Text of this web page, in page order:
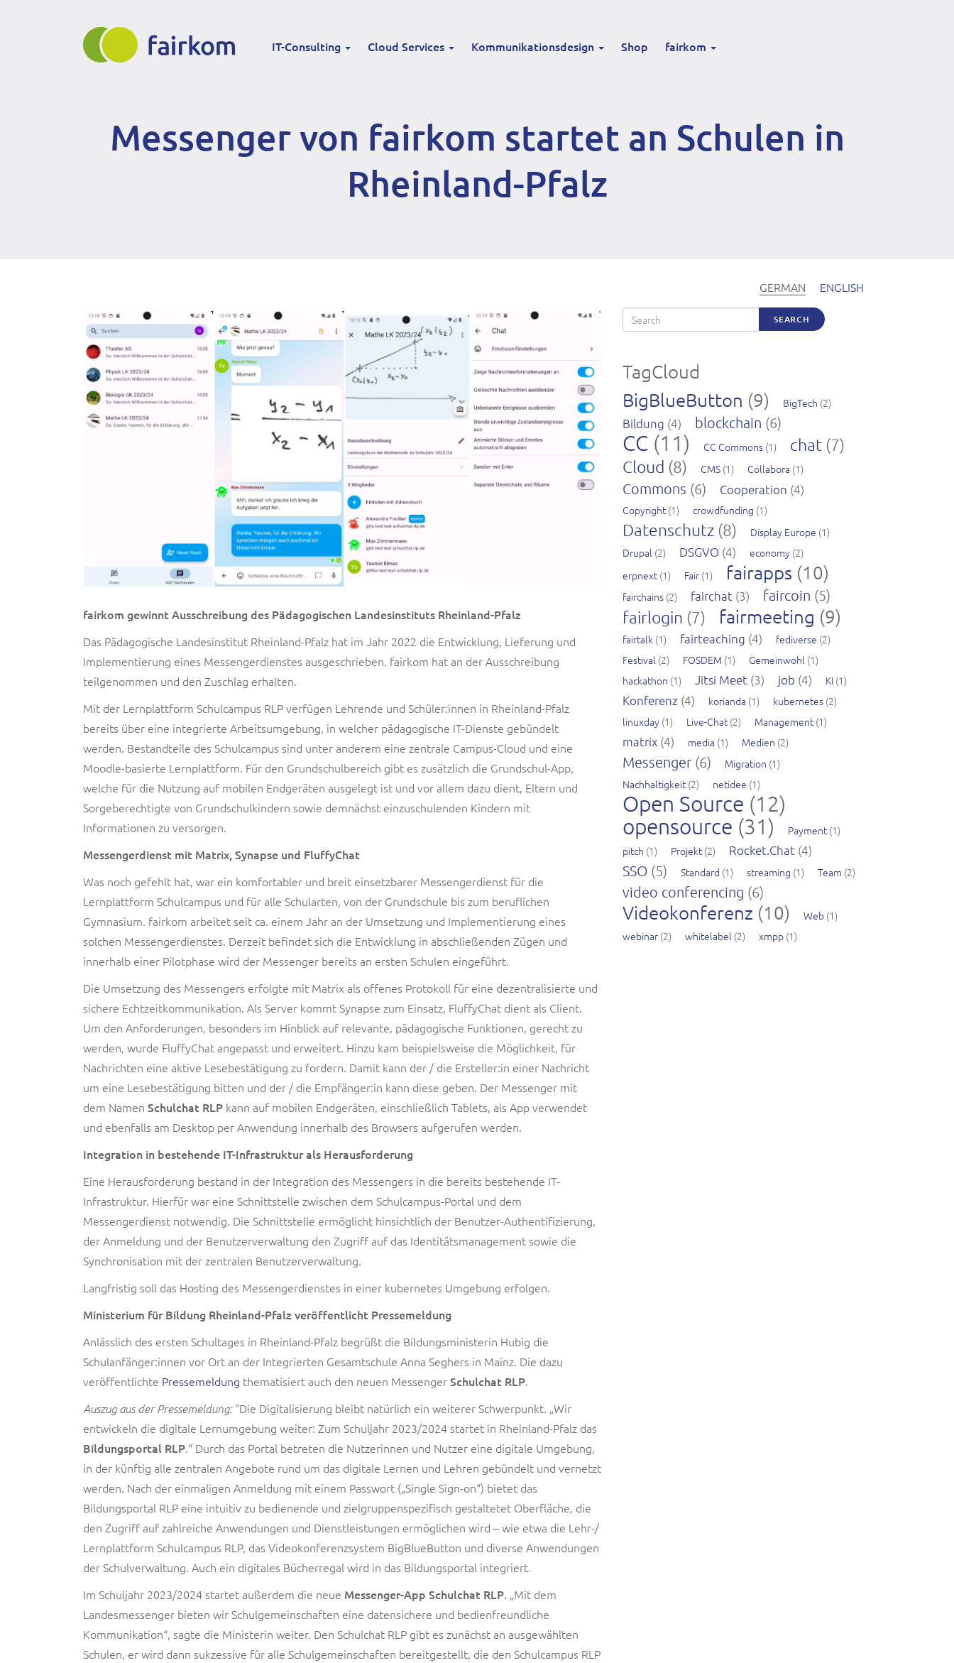
Main
navigation
IT-Consulting Cloud Services Kommunikationsdesign Shop fairkom
Messenger von fairkom startet an Schulen in
Rheinland-Pfalz
GERMAN ENGLISH
fairkom gewinnt Ausschreibung des Pädagogischen Landesinstituts Rheinland-Pfalz
Das Pädagogische Landesinstitut Rheinland-Pfalz hat im Jahr 2022 die Entwicklung, Lieferung und
Implementierung eines Messengerdienstes ausgeschrieben. fairkom hat an der Ausschreibung
teilgenommen und den Zuschlag erhalten.
Mit der Lernplattform Schulcampus RLP verfügen Lehrende und Schüler:innen in Rheinland-Pfalz
bereits über eine integrierte Arbeitsumgebung, in welcher pädagogische IT-Dienste gebündelt
werden. Bestandteile des Schulcampus sind unter anderem eine zentrale Campus-Cloud und eine
Moodle-basierte Lernplattform. Für den Grundschulbereich gibt es zusätzlich die Grundschul-App,
welche für die Nutzung auf mobilen Endgeräten ausgelegt ist und vor allem dazu dient, Eltern und
Sorgeberechtigte von Grundschulkindern sowie demnächst einzuschulenden Kindern mit
Informationen zu versorgen.
Messengerdienst mit Matrix, Synapse und FluffyChat
Was noch gefehlt hat, war ein komfortabler und breit einsetzbarer Messengerdienst für die
Lernplattform Schulcampus und für alle Schularten, von der Grundschule bis zum beruflichen
Gymnasium. fairkom arbeitet seit ca. einem Jahr an der Umsetzung und Implementierung eines
solchen Messengerdienstes. Derzeit befindet sich die Entwicklung in abschließenden Zügen und
innerhalb einer Pilotphase wird der Messenger bereits an ersten Schulen eingeführt.
Die Umsetzung des Messengers erfolgte mit Matrix als offenes Protokoll für eine dezentralisierte und
sichere Echtzeitkommunikation. Als Server kommt Synapse zum Einsatz, FluffyChat dient als Client.
Um den Anforderungen, besonders im Hinblick auf relevante, pädagogische Funktionen, gerecht zu
werden, wurde FluffyChat angepasst und erweitert. Hinzu kam beispielsweise die Möglichkeit, für
Nachrichten eine aktive Lesebestätigung zu fordern. Damit kann der / die Ersteller:in einer Nachricht
um eine Lesebestätigung bitten und der / die Empfänger:in kann diese geben. Der Messenger mit
dem Namen Schulchat RLP kann auf mobilen Endgeräten, einschließlich Tablets, als App verwendet
und ebenfalls am Desktop per Anwendung innerhalb des Browsers aufgerufen werden.
Integration in bestehende IT-Infrastruktur als Herausforderung
Eine Herausforderung bestand in der Integration des Messengers in die bereits bestehende IT-
Infrastruktur. Hierfür war eine Schnittstelle zwischen dem Schulcampus-Portal und dem
Messengerdienst notwendig. Die Schnittstelle ermöglicht hinsichtlich der Benutzer-Authentifizierung,
der Anmeldung und der Benutzerverwaltung den Zugriff auf das Identitätsmanagement sowie die
Synchronisation mit der zentralen Benutzerverwaltung.
Langfristig soll das Hosting des Messengerdienstes in einer kubernetes Umgebung erfolgen.
Ministerium für Bildung Rheinland-Pfalz veröffentlicht Pressemeldung
Anlässlich des ersten Schultages in Rheinland-Pfalz begrüßt die Bildungsministerin Hubig die
Schulanfänger:innen vor Ort an der Integrierten Gesamtschule Anna Seghers in Mainz. Die dazu
veröffentlichte Pressemeldung thematisiert auch den neuen MessengerSchulchat RLP.
Auszug aus der Pressemeldung:"Die Digitalisierung bleibt natürlich ein weiterer Schwerpunkt. „Wir
entwickeln die digitale Lernumgebung weiter: Zum Schuljahr 2023/2024 startet in Rheinland-Pfalz das
Bildungsportal RLP.“ Durch das Portal betreten die Nutzerinnen und Nutzer eine digitale Umgebung,
in der künftig alle zentralen Angebote rund um das digitale Lernen und Lehren gebündelt und vernetzt
werden. Nach der einmaligen Anmeldung mit einem Passwort („Single Sign-on“) bietet das
Bildungsportal RLP eine intuitiv zu bedienende und zielgruppenspezifisch gestaltetet Oberfläche, die
den Zugriff auf zahlreiche Anwendungen und Dienstleistungen ermöglichen wird – wie etwa die Lehr-/
Lernplattform Schulcampus RLP, das Videokonferenzsystem BigBlueButton und diverse Anwendungen
der Schulverwaltung. Auch ein digitales Bücherregal wird in das Bildungsportal integriert.
Im Schuljahr 2023/2024 startet außerdem die neue Messenger-App Schulchat RLP. „Mit dem
Landesmessenger bieten wir Schulgemeinschaften eine datensichere und bedienfreundliche
Kommunikation“, sagte die Ministerin weiter. Den Schulchat RLP gibt es zunächst an ausgewählten
Schulen, er wird dann sukzessive für alle Schulgemeinschaften bereitgestellt, die den Schulcampus RLP
Search SEARCH
TagCloud
BigBlueButton (9) BigTech (2)
Bildung (4) blockchain (6)
CC (11) CC Commons (1) chat (7)
Cloud (8) CMS (1) Collabora (1)
Commons (6) Cooperation (4)
Copyright(1) crowdfunding (1)
Datenschutz (8) Display Europe (1)
Drupal (2) DSGVO (4) economy (2)
erpnext(1) Fair (1) fairapps (10)
fairchains (2) fairchat (3) faircoin (5)
fairlogin (7) fairmeeting (9)
fairtalk (1) fairteaching (4) fediverse (2)
Festival (2) FOSDEM (1) Gemeinwohl (1)
hackathon (1) Jitsi Meet (3) job (4) KI (1)
Konferenz (4) korianda (1) kubernetes (2)
linuxday (1) Live-Chat(2) Management(1)
matrix (4) media (1) Medien (2)
Messenger (6) Migration (1)
Nachhaltigkeit(2) netidee (1)
Open Source (12)
opensource (31) Payment(1)
pitch (1) Projekt(2) Rocket.Chat (4)
SSO (5) Standard (1) streaming (1) Team (2)
video conferencing (6)
Videokonferenz (10) Web (1)
webinar (2) whitelabel (2) xmpp (1)